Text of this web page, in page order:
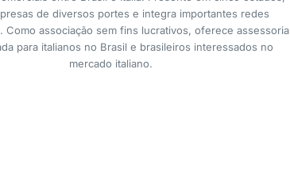
de diversos portes e integra importantes redes
Como associação sem fins lucrativos, oferece assessoria
para italianos no Brasil e brasileiros interessados no
mercado italiano.